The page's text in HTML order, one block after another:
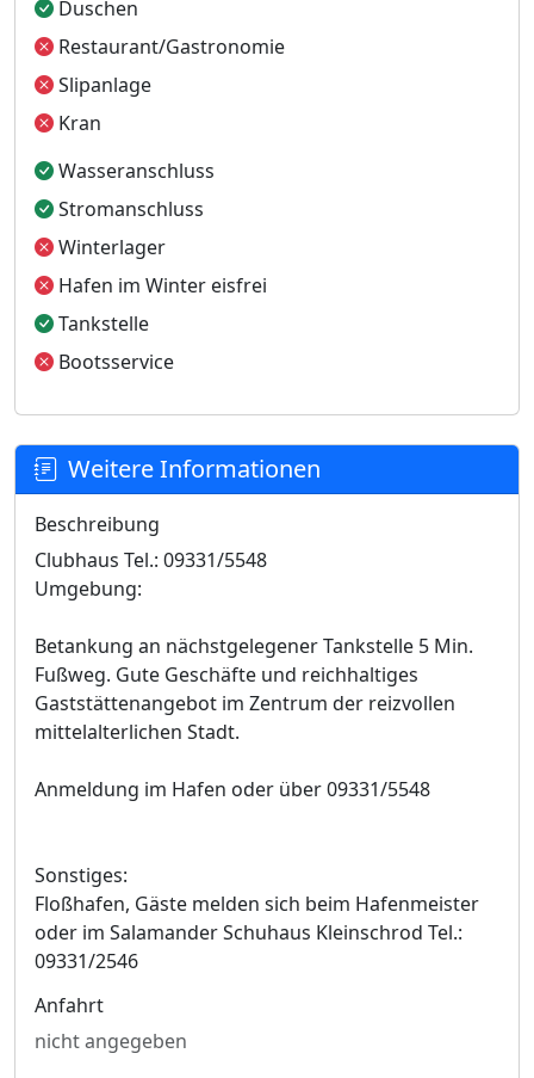
Duschen
Restaurant/Gastronomie
Slipanlage
Kran
Wasseranschluss
Stromanschluss
Winterlager
Hafen im Winter eisfrei
Tankstelle
Bootsservice
Weitere Informationen
Beschreibung
Clubhaus Tel.: 09331/5548
Umgebung:
Betankung an nächstgelegener Tankstelle 5 Min.
Fußweg. Gute Geschäfte und reichhaltiges
Gaststättenangebot im Zentrum der reizvollen
mittelalterlichen Stadt.
Anmeldung im Hafen oder über 09331/5548
Sonstiges:
Floßhafen, Gäste melden sich beim Hafenmeister
oder im Salamander Schuhaus Kleinschrod Tel.:
09331/2546
Anfahrt
nicht angegeben